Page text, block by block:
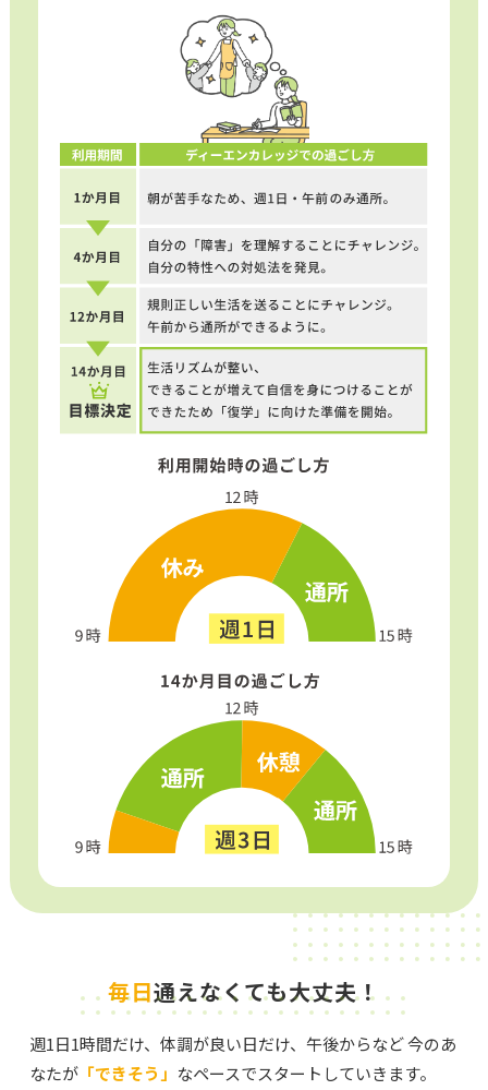
毎日通えなくても大丈夫！
週1日1時間だけ、体調が良い日だけ、午後からなど今のあ
なたが「できそう」 なペースでスタートしていきます。